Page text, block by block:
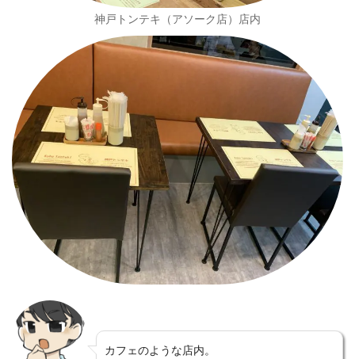
神戸トンテキ（アソーク店）店内
カフェのような店内。